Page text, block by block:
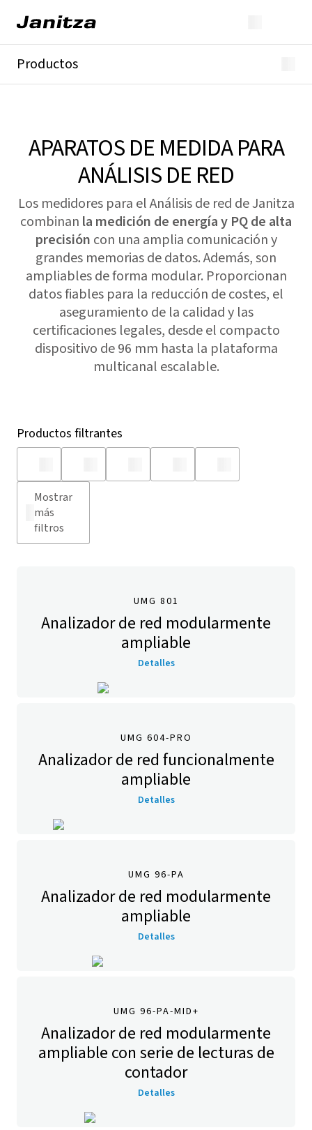
Productos
Analizadores de calidad de red
Corriente residual
Todos
APARATOS DE MEDIDA PARA
ANÁLISIS DE RED
Los medidores para el Análisis de red de Janitza
combinan la medición de energía y PQ de alta
precisión con una amplia comunicación y
grandes memorias de datos. Además, son
ampliables de forma modular. Proporcionan
datos fiables para la reducción de costes, el
aseguramiento de la calidad y las
certificaciones legales, desde el compacto
dispositivo de 96 mm hasta la plataforma
multicanal escalable.
Productos filtrantes
Mostrar
más
filtros
UMG 801
Analizador de red modularmente
ampliable
Detalles
UMG 604-PRO
Analizador de red funcionalmente
ampliable
Detalles
UMG 96-PA
Analizador de red modularmente
ampliable
Detalles
UMG 96-PA-MID+
Analizador de red modularmente
ampliable con serie de lecturas de
contador
Detalles